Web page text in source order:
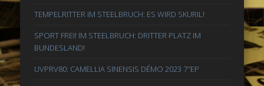
TEMPELRITTER IM STEELBRUCH: ES WIRD SKURIL!
SPORT FREI! IM STEELBRUCH: DRITTER PLATZ IM
BUNDESLAND!
UVPRV80: CAMELLIA SINENSIS DÉMO 2023 7″EP